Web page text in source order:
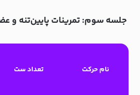
جلسه سوم: تمرینات پایین‌تنه و
نام حرکت تعداد ست